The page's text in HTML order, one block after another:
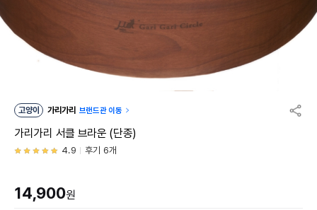
고양이 가리가리 브랜드관 이동
가리가리 서클 브라운 (단종)
4.9 후기 6개
14,900원